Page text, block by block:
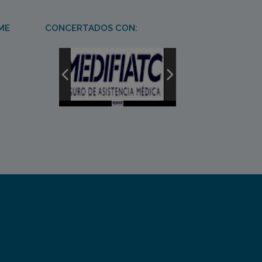
CONCERTADOS CON: